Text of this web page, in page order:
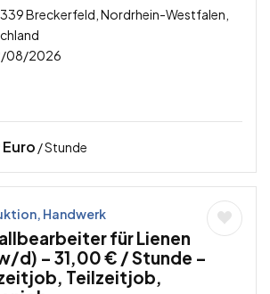
Breckerfeld, Nordrhein-Westfalen,
08/2026
Euro / Stunde
Handwerk
für Lienen
d) – 31,00 € / Stunde –
Teilzeitjob,